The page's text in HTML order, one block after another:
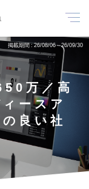
掲載期間 26/08/06～26/09/30
万／高
ースア
良い社